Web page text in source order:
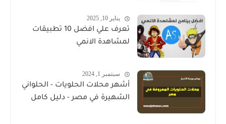
يناير 10, 2025
تعرف علي افضل 10 تطبيقات
لمشاهدة الانمي
سبتمبر 1, 2024
أشهر محلات الحلويات - الحلواني
الشهيرة في مصر - دليل كامل